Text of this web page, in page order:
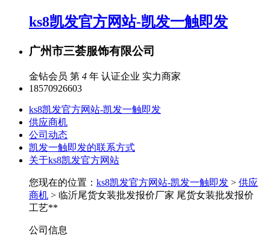
ks8凯发官方网站-凯发一触即发
广州市三荟服饰有限公司
金钻会员 第 4 年 认证企业 实力商家
18570926603
ks8凯发官方网站-凯发一触即发
供应商机
公司动态
凯发一触即发的联系方式
关于ks8凯发官方网站
您现在的位置： ks8凯发官方网站-凯发一触即发 > 供应
商机 > 临沂尾货女装批发报价厂家 尾货女装批发报价
工艺**
公司信息